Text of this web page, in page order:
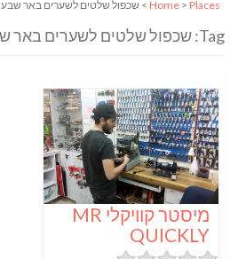
Home > Places > שכפול שלטים לשערים באר שבע
Tag: שכפול שלטים לשערים באר שבע
מיסטר קוויקלי MR
QUICKLY